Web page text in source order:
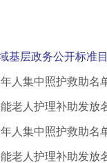
基层政务公开标准
人集中照护救助名
老人护理补助发放
人集中照护救助名
老人护理补助发放